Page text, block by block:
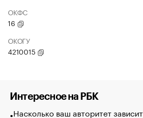
ОКФС
16
ОКОГУ
4210015
Интересное на РБК
Насколько ваш авторитет